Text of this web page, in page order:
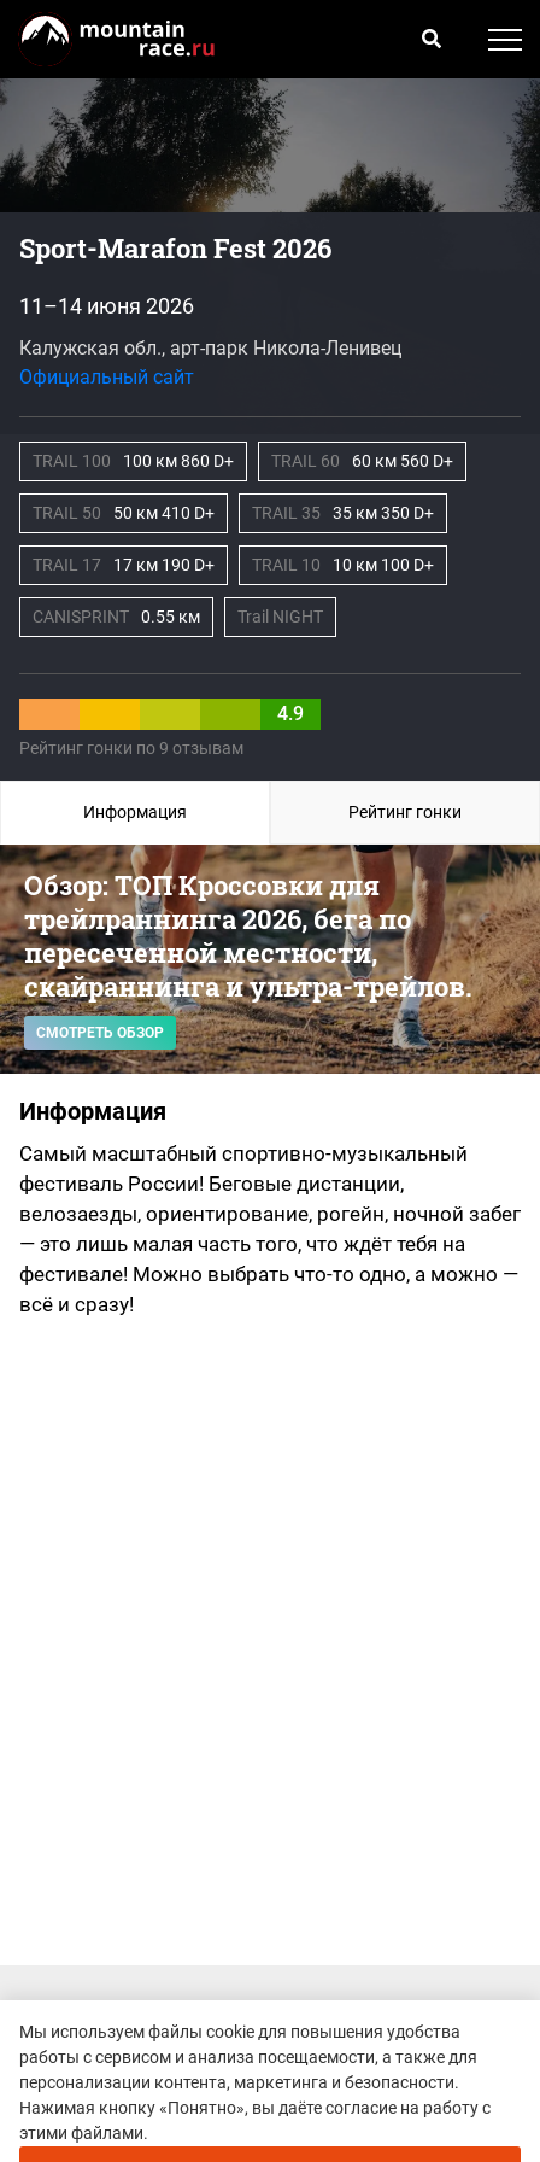
Sport-Marafon Fest 2026
4.9
Рейтинг гонки по 9 отзывам
11–14 июня 2026
Калужская обл., арт-парк Никола-Ленивец
Официальный сайт
TRAIL 100 100 км 860 D+ TRAIL 60 60 км 560 D+
TRAIL 50 50 км 410 D+ TRAIL 35 35 км 350 D+
TRAIL 17 17 км 190 D+ TRAIL 10 10 км 100 D+
CANISPRINT 0.55 км Trail NIGHT
Обзор: ТОП Кроссовки для
трейлраннинга 2026, бега по
пересеченной местности,
скайраннинга и ультра-трейлов.
СМОТРЕТЬ ОБЗОР
Информация
Самый масштабный спортивно-музыкальный
фестиваль России! Беговые дистанции,
велозаезды, ориентирование, рогейн, ночной забег
— это лишь малая часть того, что ждёт тебя на
фестивале! Можно выбрать что-то одно, а можно —
всё и сразу!
Информация Рейтинг гонки
Мы используем файлы cookie для повышения удобства
работы с сервисом и анализа посещаемости, а также для
персонализации контента, маркетинга и безопасности.
Нажимая кнопку «Понятно», вы даёте согласие на работу с
этими файлами.